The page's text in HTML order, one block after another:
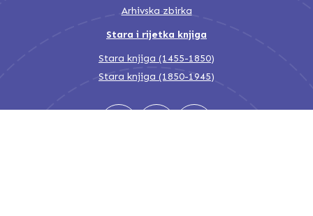
Arhivska zbirka
Stara i rijetka knjiga
Stara knjiga (1455-1850)
Stara knjiga (1850-1945)